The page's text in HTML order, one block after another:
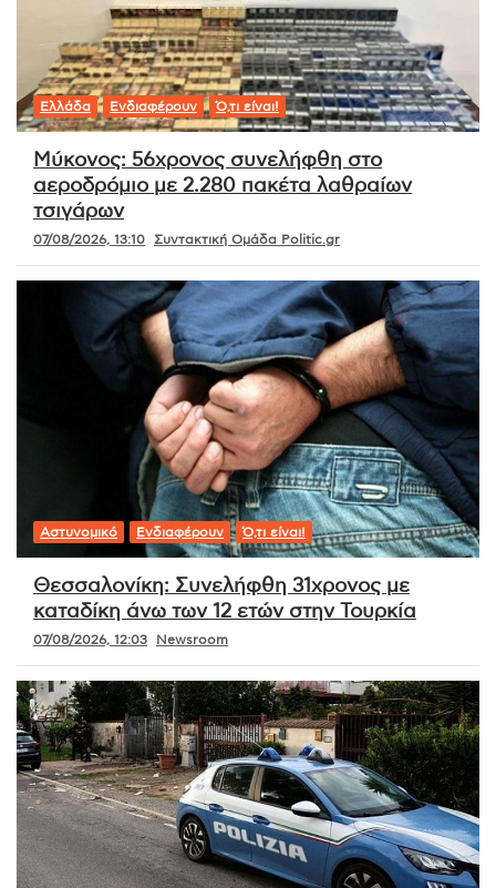
Ελλάδα Ενδιαφέρουν Ό,τι είναι!
Μύκονος: 56χρονος συνελήφθη στο
αεροδρόμιο με 2.280 πακέτα λαθραίων
τσιγάρων
07/08/2026, 13:10 Συντακτική Ομάδα Politic.gr
Αστυνομικό Ενδιαφέρουν Ό,τι είναι!
Θεσσαλονίκη: Συνελήφθη 31χρονος με
καταδίκη άνω των 12 ετών στην Τουρκία
07/08/2026, 12:03 Newsroom